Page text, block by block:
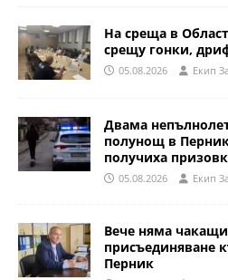
На среща в
срещу гонки,
05.08.2026 Eкип
Двама
полунощ в
получиха
05.08.2026 Eкип
Вече няма
присъединяване
Перник